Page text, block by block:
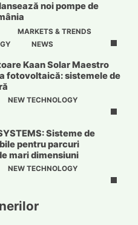
noi pompe de
MARKETS & TRENDS
NEWS
Kaan Solar Maestro
fotovoltaică: sistemele de
NEW TECHNOLOGY
Sisteme de
pentru parcuri
mari dimensiuni
NEW TECHNOLOGY